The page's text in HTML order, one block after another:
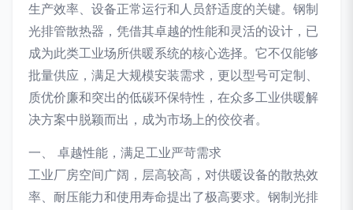
生产效率、设备正常运行和人员舒适度的关键。钢制
光排管散热器，凭借其卓越的性能和灵活的设计，已
成为此类工业场所供暖系统的核心选择。它不仅能够
批量供应，满足大规模安装需求，更以型号可定制、
质优价廉和突出的低碳环保特性，在众多工业供暖解
决方案中脱颖而出，成为市场上的佼佼者。
一、 卓越性能，满足工业严苛需求
工业厂房空间广阔，层高较高，对供暖设备的散热效
率、耐压能力和使用寿命提出了极高要求。钢制光排